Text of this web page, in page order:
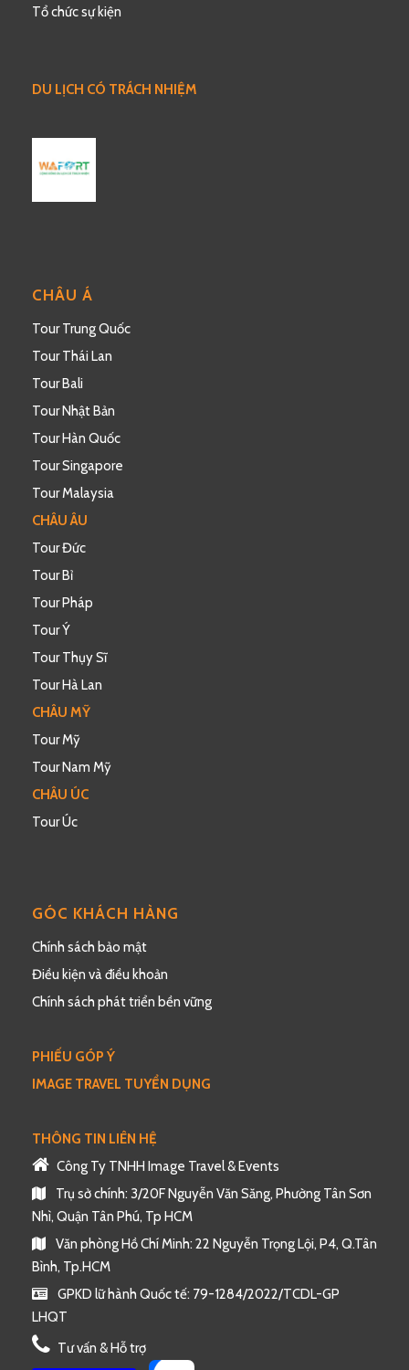
Tổ chức sự kiện
DU LỊCH CÓ TRÁCH NHIỆM
CHÂU Á
Tour Trung Quốc
Tour Thái Lan
Tour Bali
Tour Nhật Bản
Tour Hàn Quốc
Tour Singapore
Tour Malaysia
CHÂU ÂU
Tour Đức
Tour Bỉ
Tour Pháp
Tour Ý
Tour Thụy Sĩ
Tour Hà Lan
CHÂU MỸ
Tour Mỹ
Tour Nam Mỹ
CHÂU ÚC
Tour Úc
GÓC KHÁCH HÀNG
Chính sách bảo mật
Điều kiện và điều khoản
Chính sách phát triển bền vững
PHIẾU GÓP Ý
IMAGE TRAVEL TUYỂN DỤNG
THÔNG TIN LIÊN HỆ
Công Ty TNHH Image Travel & Events
Trụ sở chính: 3/20F Nguyễn Văn Săng, Phường Tân Sơn
Nhì, Quận Tân Phú, Tp HCM
Văn phòng Hồ Chí Minh: 22 Nguyễn Trọng Lội, P4, Q.Tân
Bình, Tp.HCM
GPKD lữ hành Quốc tế: 79-1284/2022/TCDL-GP
LHQT
Tư vấn & Hỗ trợ